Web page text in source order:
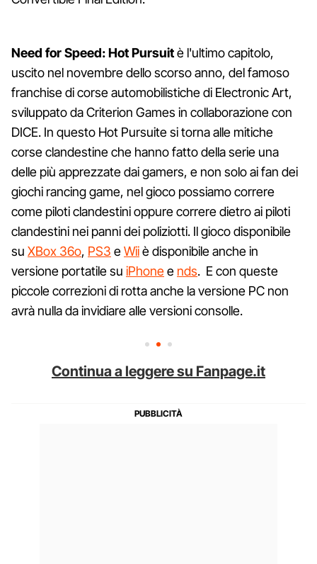
Need for Speed: Hot Pursuitè l'ultimo capitolo,
uscito nel novembre dello scorso anno, del famoso
franchise di corse automobilistiche di Electronic Art,
sviluppato da Criterion Games in collaborazione con
DICE. In questo Hot Pursuite si torna alle mitiche
corse clandestine che hanno fatto della serie una
delle più apprezzate dai gamers, e non solo ai fan dei
giochi rancing game, nel gioco possiamo correre
come piloti clandestini oppure correre dietro ai piloti
clandestini nei panni dei poliziotti. Il gioco disponibile
su XBox 36o, PS3 eWiiè disponibile anche in
versione portatile su iPhonee nds. E con queste
piccole correzioni di rotta anche la versione PC non
avrà nulla da invidiare alle versioni consolle.
Continua a leggere su Fanpage.it